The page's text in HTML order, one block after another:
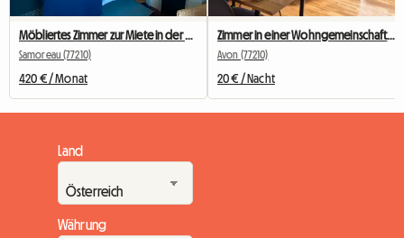
Möbliertes Zimmer zur Miete in der Nähe von Fontainebleau
Samoreau (77210)
420 € / Monat
Zimmer in einer Wohngemeinschaft in der Nähe von Fontainebleau verfügbar
Avon (77210)
20 € / Nacht
Land
Währung